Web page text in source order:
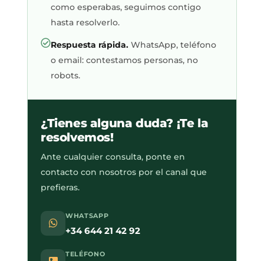
como esperabas, seguimos contigo
hasta resolverlo.
Respuesta rápida. WhatsApp, teléfono
o email: contestamos personas, no
robots.
¿Tienes alguna duda? ¡Te la
resolvemos!
Ante cualquier consulta, ponte en
contacto con nosotros por el canal que
prefieras.
WHATSAPP
+34 644 21 42 92
TELÉFONO